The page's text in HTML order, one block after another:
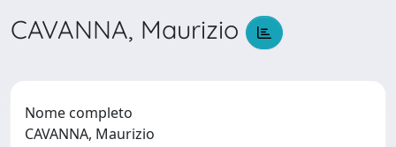
CAVANNA, Maurizio
Nome completo
CAVANNA, Maurizio